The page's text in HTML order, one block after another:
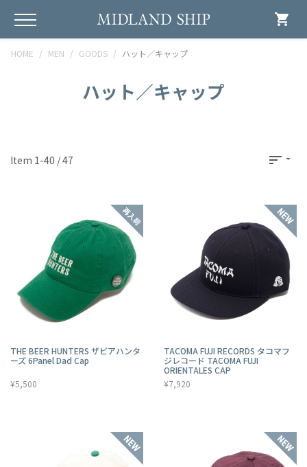
shopping_cart
HOME MEN GOODS ハット／キャップ
ハット／キャップ
Item 1-40 / 47 sort
THE BEER HUNTERS ザビアハンタ
ーズ 6Panel Dad Cap
¥5,500
TACOMA FUJI RECORDS タコマフ
ジレコード TACOMA FUJI
ORIENTALES CAP
¥7,920